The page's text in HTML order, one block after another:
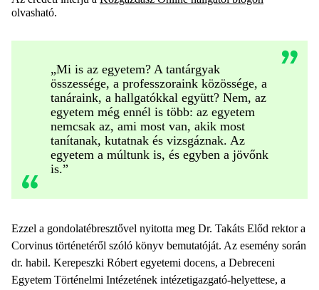
olvasható.
„Mi is az egyetem? A tantárgyak
összessége, a professzoraink közössége, a
tanáraink, a hallgatókkal együtt? Nem, az
egyetem még ennél is több: az egyetem
nemcsak az, ami most van, akik most
tanítanak, kutatnak és vizsgáznak. Az
egyetem a múltunk is, és egyben a jövőnk
is.”
Ezzel a gondolatébresztővel nyitotta meg Dr. Takáts Előd rektor a
Corvinus történetéről szóló könyv bemutatóját. Az esemény során
dr. habil. Kerepeszki Róbert egyetemi docens, a Debreceni
Egyetem Történelmi Intézetének intézetigazgató-helyettese, a